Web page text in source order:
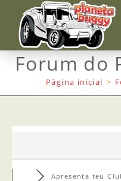
Forum do
Página inicial >
Apresenta teu